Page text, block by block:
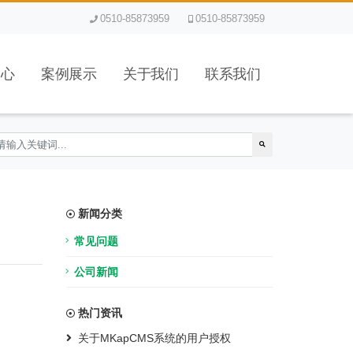
0510-85873959 0510-85873959
案例展示 关于我们 联系我们
新闻分类
常见问题
公司新闻
热门资讯
关于MKapCMS系统的用户授权